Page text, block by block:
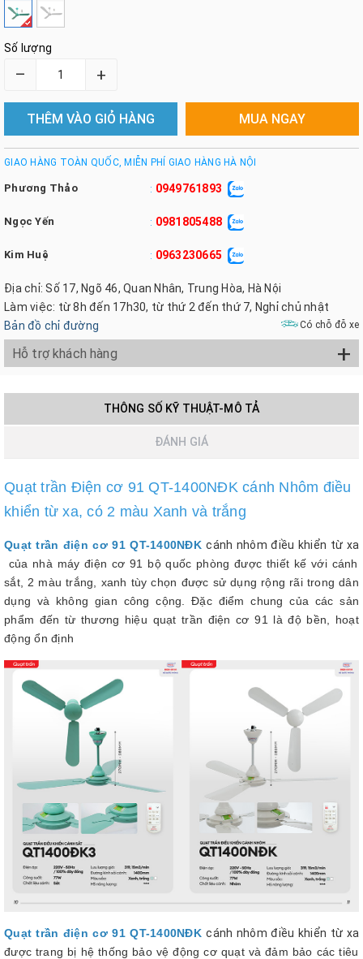
Số lượng
– +
THÊM VÀO GIỎ HÀNG MUA NGAY
GIAO HÀNG TOÀN QUỐC, MIỄN PHÍ GIAO HÀNG HÀ NỘI
Phương Thảo : 0949761893
Ngọc Yến : 0981805488
Kim Huệ : 0963230665
Địa chỉ: Số 17, Ngõ 46, Quan Nhân, Trung Hòa, Hà Nội
Làm việc: từ 8h đến 17h30, từ thứ 2 đến thứ 7, Nghỉ chủ nhật
Bản đồ chỉ đường
Có chỗ đỗ xe
Hỗ trợ khách hàng +
THÔNG SỐ KỸ THUẬT-MÔ TẢ
ĐÁNH GIÁ
Quạt trần Điện cơ 91 QT-1400NĐK cánh Nhôm điều
khiển từ xa, có 2 màu Xanh và trắng
Quạt trần điện cơ 91 QT-1400NĐKcánh nhôm điều khiển từ xa
của nhà máy điện cơ 91 bộ quốc phòng được thiết kế với cánh
sắt, 2 màu trắng, xanh tùy chọn được sử dụng rộng rãi trong dân
dụng và không gian công cộng. Đặc điểm chung của các sản
phẩm đến từ thương hiệu quạt trần điện cơ 91 là độ bền, hoạt
động ổn định
Quạt trần điện cơ 91 QT-1400NĐKcánh nhôm điều khiển từ xa
được trang bị hệ thống bảo vệ động cơ quạt và đảm bảo các tiêu